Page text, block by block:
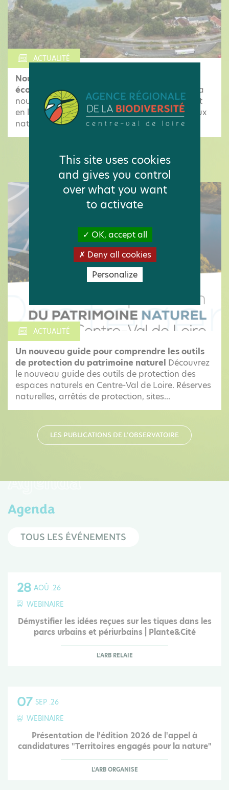
ACTUALITÉ
Nouvelle infographie : biodiversité et
économie en Centre-Val de Loire
Découvrez la
nouvelle infographie de l'Observatoire mettant
en lumière les pressions qui menacent les milieux
naturels et les espèces locales, ainsi...
LES ACTUALITÉS DE L'OBSERVATOIRE
ACTUALITÉ
Un nouveau guide pour comprendre les outils
de protection du patrimoine naturel Découvrez
le nouveau guide des outils de protection des
espaces naturels en Centre-Val de Loire. Réserves
naturelles, arrêtés de protection, sites...
LES PUBLICATIONS DE L'OBSERVATOIRE
Agenda
Agenda
TOUS LES ÉVÉNEMENTS
28 AOÛ .26
WEBINAIRE
Démystifier les idées reçues sur les tiques dans les
parcs urbains et périurbains | Plante&Cité
L'ARB RELAIE
07 SEP .26
WEBINAIRE
Présentation de l'édition 2026 de l'appel à
candidatures "Territoires engagés pour la nature"
L'ARB ORGANISE
This site uses cookies
and gives you control
over what you want
to activate
OK, accept all
Deny all cookies
Personalize